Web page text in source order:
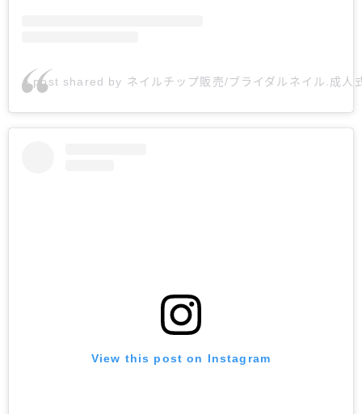
A post shared by ネイルチップ販売/ブライダルネイル.成
View this post on Instagram